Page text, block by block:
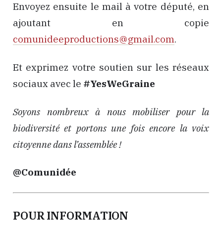
Envoyez ensuite le mail à votre député, en
ajoutant en copie
comunideeproductions@gmail.com.
Et exprimez votre soutien sur les réseaux
sociaux avec le #YesWeGraine
Soyons nombreux à nous mobiliser pour la
biodiversité et portons une fois encore la voix
citoyenne dans l’assemblée !
@Comunidée
POUR INFORMATION